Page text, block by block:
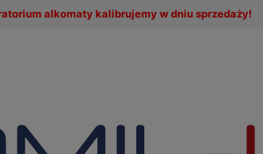
alkomaty kalibrujemy w dniu sprzedaży!